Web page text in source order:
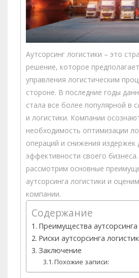
Аутсорсинг логистики – это
решение, которое
управления логистическим
стороне. В последние годы
стала все более популярной в
и логистики. Компании
необходимость оптимизации
операций и снижения
эффективности своего
рассмотрим основные
аутсорсинга логистики и
компании.
Содержание
Преимущества аутсорсинга
Риски аутсорсинга
Заключение
Похожие записи: